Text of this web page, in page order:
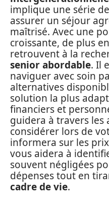
implique une série
assurer un séjour
maîtrisé. Avec une
croissante, de plus
retrouvent à la
senior abordable. Il
naviguer avec soin
alternatives
solution la plus
financiers et
guidera à travers les
considérer lors de
informera sur les
vous aidera à
souvent négligées
dépenses tout en
cadre de vie.